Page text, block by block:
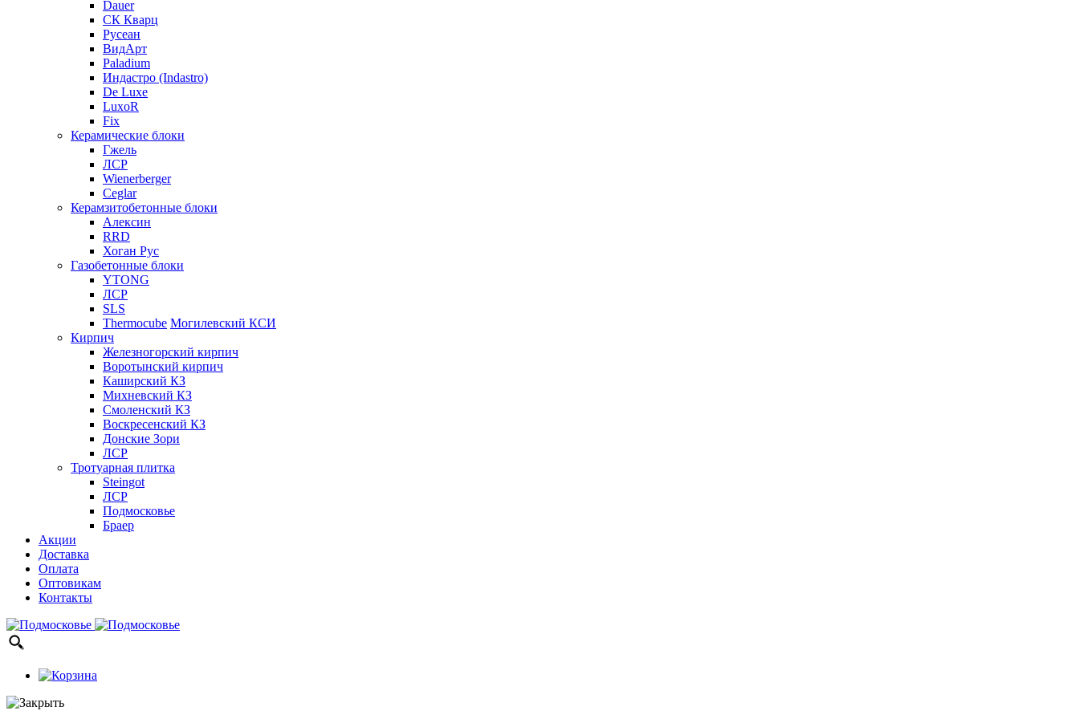
Dauer
СК Кварц
Русеан
ВидАрт
Paladium
Индастро (Indastro)
De Luxe
LuxoR
Fix
Керамические блоки
Гжель
ЛСР
Wienerberger
Ceglar
Керамзитобетонные блоки
Алексин
RRD
Хоган Рус
Газобетонные блоки
YTONG
ЛСР
SLS
Thermocube Могилевский КСИ
Кирпич
Железногорский кирпич
Воротынский кирпич
Каширский КЗ
Михневский КЗ
Смоленский КЗ
Воскресенский КЗ
Донские Зори
ЛСР
Тротуарная плитка
Steingot
ЛСР
Подмосковье
Браер
Акции
Доставка
Оплата
Оптовикам
Контакты